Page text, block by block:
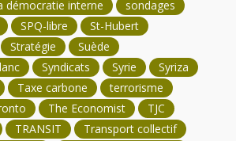
démocratie interne
sondages
SPQ-libre
St-Hubert
Stratégie
Suède
Syndicats Syrie
Syriza
Taxe carbone
terrorisme
The Economist
TJC
TRANSIT
Transport collectif